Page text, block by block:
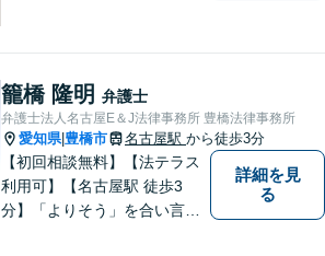
気軽に相談できるように、謙
虚で親しみやすい弁護士を目
指しています。【駅前大通駅3
分】
籠橋 隆明 弁護士
弁護士法人名古屋E＆J法律事務所 豊橋法律事務所
愛知県| 豊橋市 名古屋駅 から徒歩3分
【初回相談無料】【法テラス
利用可】【名古屋駅 徒歩3
分】「よりそう」を合い言葉
詳細を見
る